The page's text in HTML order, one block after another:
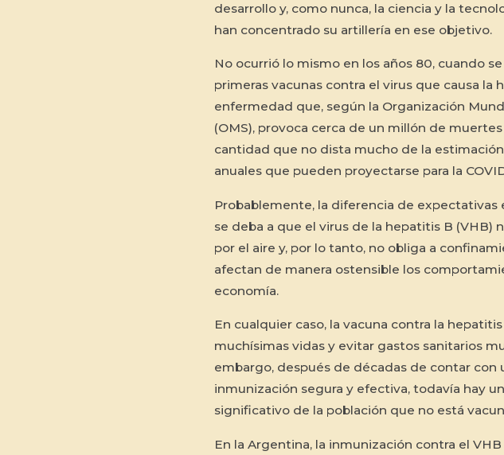
desarrollo y, como nunca, la ciencia y la
han concentrado su artillería en ese objetivo.
No ocurrió lo mismo en los años 80, cuando
primeras vacunas contra el virus que causa la
enfermedad que, según la Organización
(OMS), provoca cerca de un millón de muertes
cantidad que no dista mucho de la
anuales que pueden proyectarse para la
Probablemente, la diferencia de expectativas
se deba a que el virus de la hepatitis B (VHB)
por el aire y, por lo tanto, no obliga a
afectan de manera ostensible los
economía.
En cualquier caso, la vacuna contra la
muchísimas vidas y evitar gastos sanitarios
embargo, después de décadas de contar con
inmunización segura y efectiva, todavía hay
significativo de la población que no está
En la Argentina, la inmunización contra el